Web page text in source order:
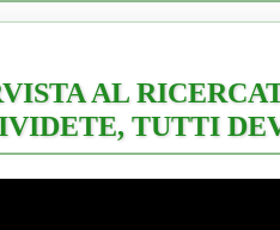
AL
TUTTI